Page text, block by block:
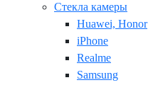
Стекла камеры
Huawei, Honor
iPhone
Realme
Samsung